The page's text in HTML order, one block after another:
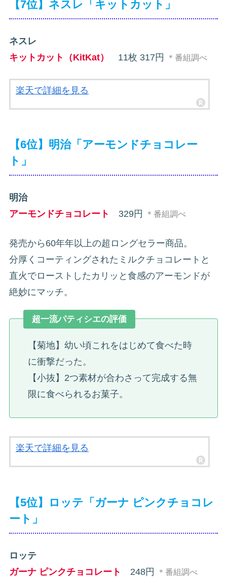
【7位】ネスレ「キットカット」
ネスレ
キットカット（KitKat）
11枚 317円 ＊番組調べ
楽天で詳細を見る
【6位】明治「アーモンドチョコレー
ト」
明治
アーモンドチョコレート
329円 ＊番組調べ
発売から60年年以上の超ロングセラー商品。
分厚くコーティングされたミルクチョコレートと
直火でローストしたカリッと食感のアーモンドが
絶妙にマッチ。
超一流パティシエの評価
【菊地】幼い頃これをはじめて食べた時
に衝撃だった。
【小抜】2つ素材が合わさって完成する無
限に食べられるお菓子。
楽天で詳細を見る
【5位】ロッテ「ガーナ ピンクチョコレ
ート」
ロッテ
ガーナ ピンクチョコレート
248円 ＊番組調べ